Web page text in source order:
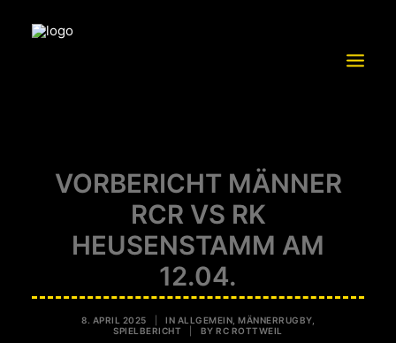
MITGLIEDSCHAFT
TEAM RC ROTTWEIL
SCHUTZKONZEPT
FÖRDERVEREIN RCR E.V.
SPONSOREN UND PARTNER
VORBERICHT MÄNNER
RCR VS RK
HEUSENSTAMM AM
12.04.
8. APRIL 2025 IN ALLGEMEIN MÄNNERRUGBY,
SPIELBERICHT
BYRC ROTTWEIL